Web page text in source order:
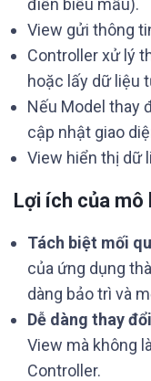
điền biểu mẫu).
View gửi thông
Controller xử lý
hoặc lấy dữ liệu
Nếu Model thay
cập nhật giao
View hiển thị dữ
Lợi ích của mô
Tách biệt mối
của ứng dụng
dàng bảo trì và
Dễ dàng thay
View mà không
Controller.